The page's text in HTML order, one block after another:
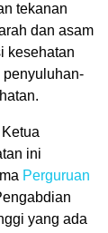
tekanan
dan asam
kesehatan
penyuluhan-
ini
Perguruan
yang ada